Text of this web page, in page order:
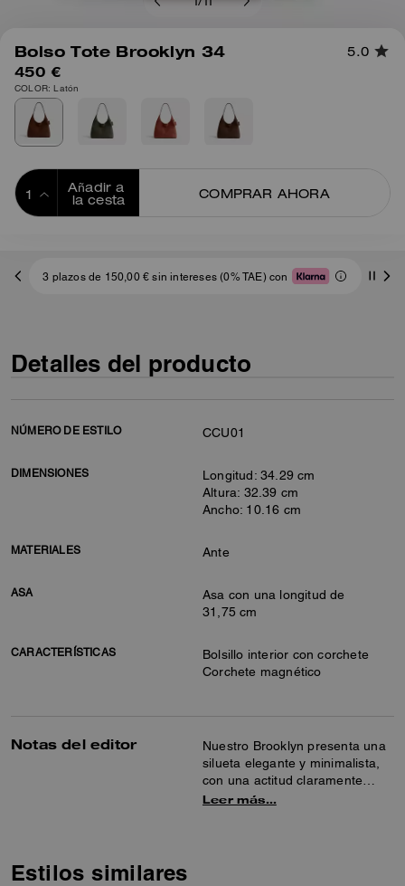
/
Bolso Tote Brooklyn 34 5.0
450 €
COLOR: Latón
Añadir a
la cesta
COMPRAR AHORA
3 plazos de 150,00 € sin intereses (0% TAE) con
Detalles del producto
NÚMERO DE ESTILO CCU01
DIMENSIONES
Longitud: 34.29 cm
Altura: 32.39 cm
Ancho: 10.16 cm
MATERIALES Ante
ASA
Asa con una longitud de
31,75 cm
CARACTERÍSTICAS
Bolsillo interior con corchete
Corchete magnético
Notas del editor
Nuestro Brooklyn presenta una
silueta elegante y minimalista,
con una actitud claramente
neoyorquina. Confeccionado en
Leer más…
Estilos similares